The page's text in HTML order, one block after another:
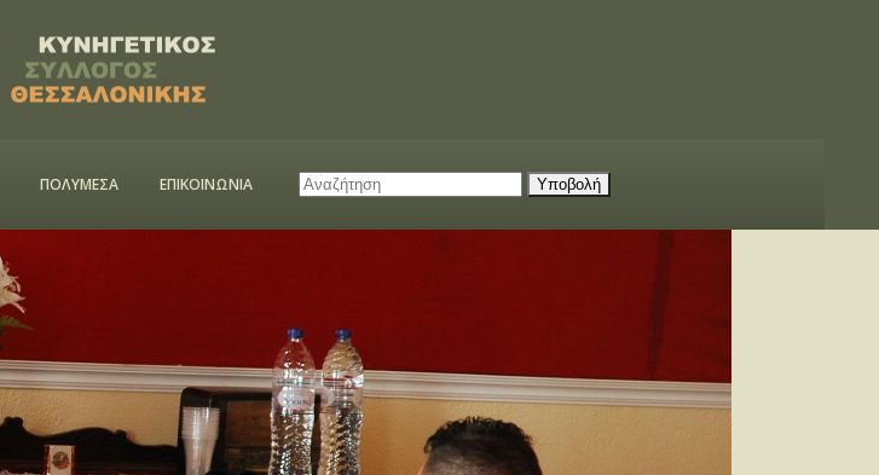
ΠΟΛΥΜΕΣΑ ΕΠΙΚΟΙΝΩΝΙΑ